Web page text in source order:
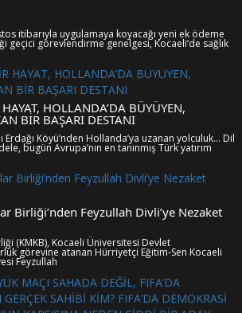
itibarıyla uygulamaya koyacağı yeni ek ödeme
geçici görevlendirme genelgesi, Kocaeli’de sağlık
HOLLANDA’DA BÜYÜYEN,
BİR BAŞARI DESTANI
Erdağı Köyü’nden Hollanda’ya uzanan yolculuk… Dil
bugün Avrupa’nın en tanınmış Türk yatırım
Birliği’nden Feyzullah Divli’ye Nezaket
(KMKB), Kocaeli Üniversitesi Devlet
görevine atanan Hürriyetçi Eğitim-Sen Kocaeli
Feyzullah